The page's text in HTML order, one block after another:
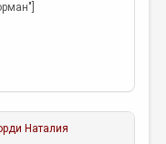
Наталия